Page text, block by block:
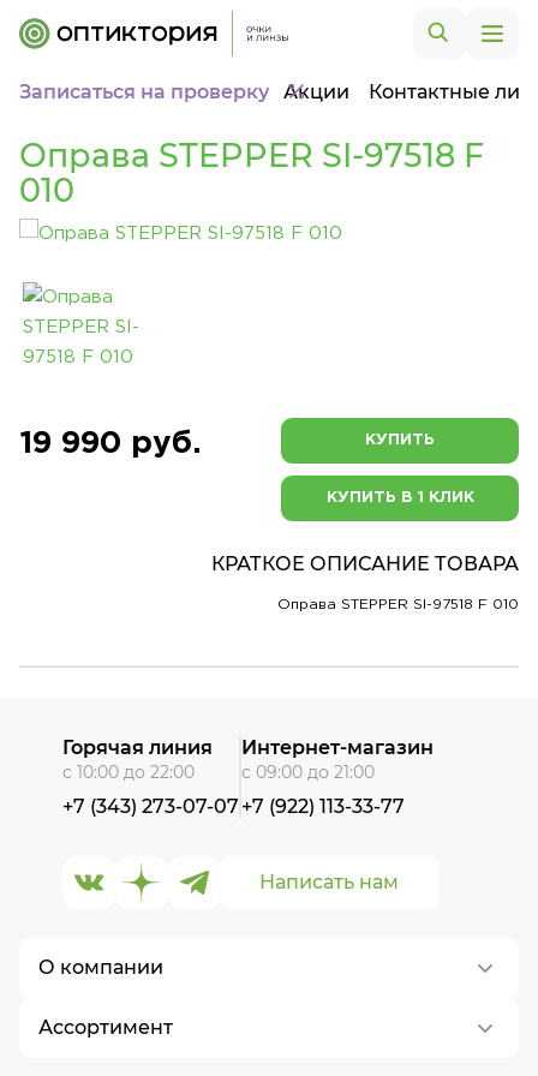
Записаться на проверку Акции Контактные
Оправа STEPPER SI-97518 F
010
19 990 руб. КУПИТЬ
КУПИТЬ В 1 КЛИК
КРАТКОЕ ОПИСАНИЕ ТОВАРА
Оправа STEPPER SI-97518 F 010
О компании
О нас
Ассортимент
Написать нам
Горячая линия
с 10:00 до 22:00
+7 (343) 273-07-07
Интернет-магазин
с 09:00 до 21:00
+7 (922) 113-33-77